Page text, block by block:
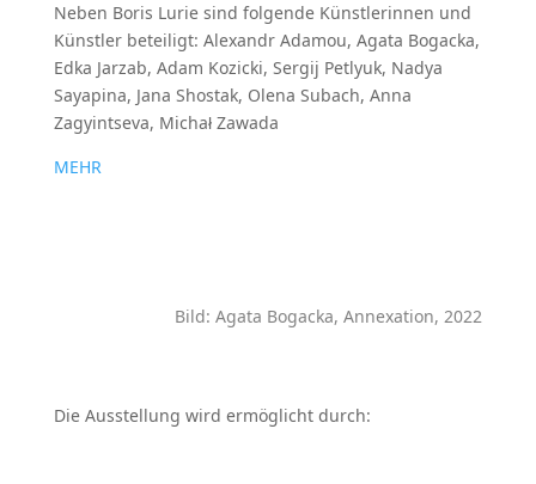
Neben Boris Lurie sind folgende Künstlerinnen und
Künstler beteiligt: Alexandr Adamou, Agata Bogacka,
Edka Jarzab, Adam Kozicki, Sergij Petlyuk, Nadya
Sayapina, Jana Shostak, Olena Subach, Anna
Zagyintseva, Michał Zawada
MEHR
Bild: Agata Bogacka, Annexation, 2022
Die Ausstellung wird ermöglicht durch: